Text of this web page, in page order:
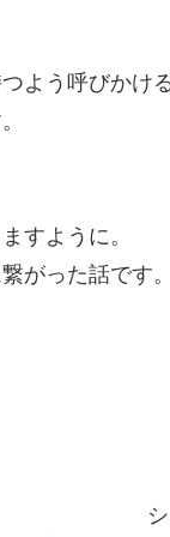
よう呼びかけ
すように。
がった話です。